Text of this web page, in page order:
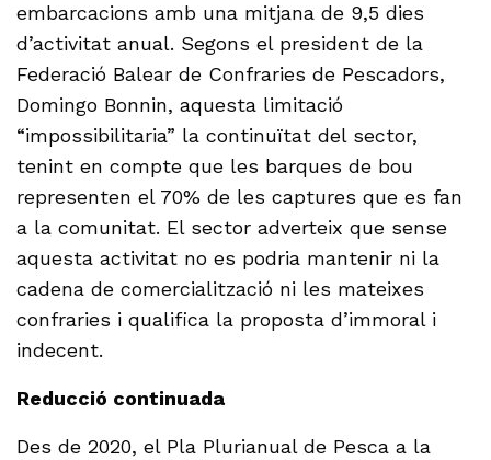
embarcacions amb una mitjana de 9,5 dies
d’activitat anual. Segons el president de la
Federació Balear de Confraries de Pescadors,
Domingo Bonnin, aquesta limitació
“impossibilitaria” la continuïtat del sector,
tenint en compte que les barques de bou
representen el 70% de les captures que es fan
a la comunitat. El sector adverteix que sense
aquesta activitat no es podria mantenir ni la
cadena de comercialització ni les mateixes
confraries i qualifica la proposta d’immoral i
indecent.
Reducció continuada
Des de 2020, el Pla Plurianual de Pesca a la